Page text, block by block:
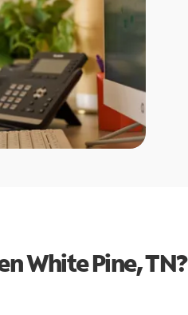
White Pine, TN?